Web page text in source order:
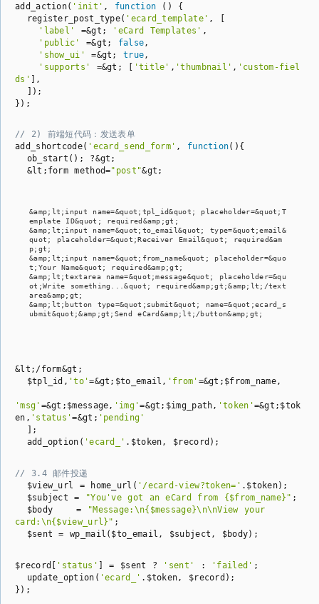
add_action( 'init' , function ()
{
  register_post_type(
'ecard_template' , [
'label'
=&gt; 'eCard Templates' ,
'public'
=&gt; false ,
'show_ui'
=&gt; true ,
'supports'
=&gt; [ 'title' , 'thumbnail' , 'custom-fiel
ds' ],
});
// 2) 前端短代码：发送表单
add_shortcode( 'ecard_send_form' , function() {
  &lt;form method=
"post"&gt;
&amp;lt;input name=&quot;tpl_id&quot; placeholder=&quot;T
emplate ID&quot; required&amp;gt;
&amp;lt;input name=&quot;to_email&quot; type=&quot;email&
quot; placeholder=&quot;Receiver Email&quot; required&am
p;gt;
&amp;lt;input name=&quot;from_name&quot; placeholder=&quo
t;Your Name&quot; required&amp;gt;
&amp;lt;textarea name=&quot;message&quot; placeholder=&qu
ot;Write something...&quot; required&amp;gt;&amp;lt;/text
area&amp;gt;
&amp;lt;button type=&quot;submit&quot; name=&quot;ecard_s
ubmit&quot;&amp;gt;Send eCard&amp;lt;/button&amp;gt;
&lt;/form&gt;
  $tpl_id,
'to'=&gt;$to_email, 'from' =&gt;$from_name,
'msg' =&gt;$message, 'img'=&gt;$img_path, 'token'=&gt;$tok
en, 'status'=&gt; 'pending'
  add_option(
'ecard_' .$token, $record);
// 3.4 邮件投递
  $view_url = home_url(
'/ecard-view?token=' .$token);
  $subject =
"You've got an eCard from {$from_name}" ;
  $body    =
"Message:\n{$message}\n\nView your
card:\n{$view_url}" ;
  $sent = wp_mail($to_email, $subject, $body);
$record[ 'status' ] = $sent ? 'sent' : 'failed' ;
  update_option(
'ecard_' .$token, $record);
});